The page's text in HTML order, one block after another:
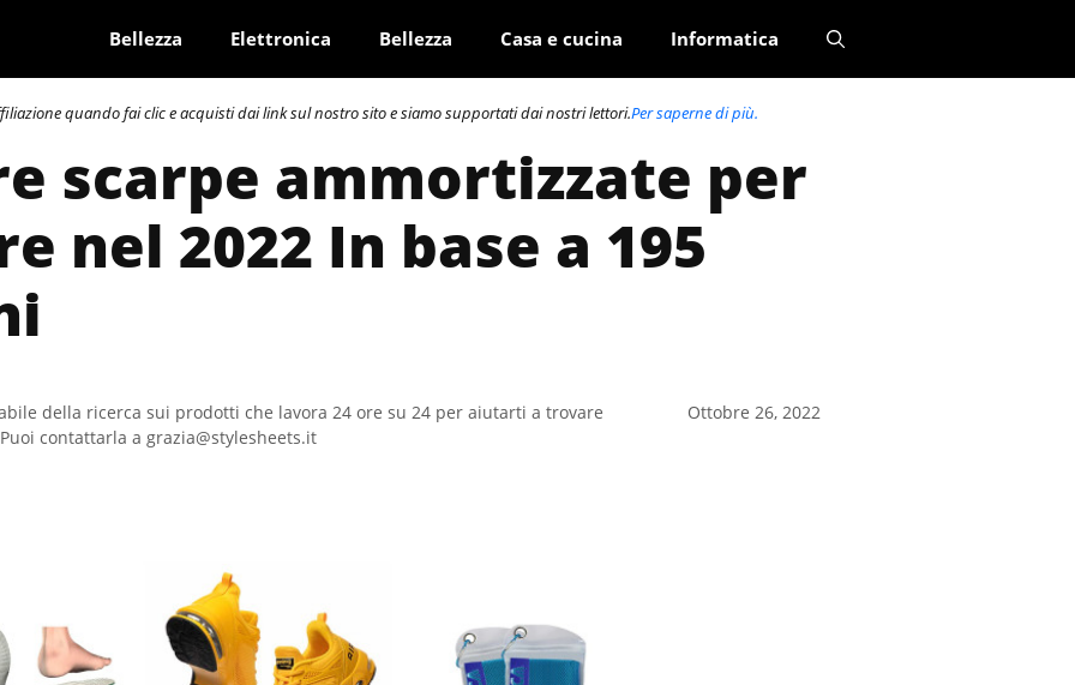
Bellezza Elettronica Bellezza Casa e cucina Informatica
quando fai clic e acquisti dai link sul nostro sito e siamo supportati dai nostri lettori.Per saperne di più.
scarpe ammortizzate per
nel 2022 In base a 195
della ricerca sui prodotti che lavora 24 ore su 24 per aiutarti a trovare
contattarla a grazia@stylesheets.it
Ottobre 26, 2022